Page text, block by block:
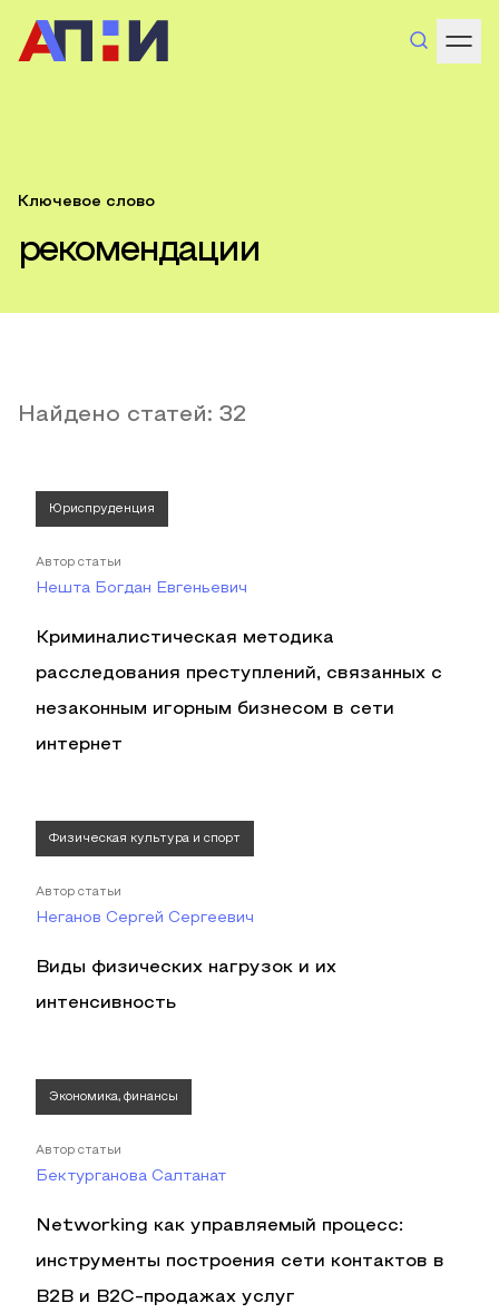
Ключевое слово
рекомендации
Найдено статей: 32
Юриспруденция
Автор статьи
Нешта Богдан Евгеньевич
Криминалистическая методика
расследования преступлений, связанных с
незаконным игорным бизнесом в сети
интернет
Физическая культура и спорт
Автор статьи
Неганов Сергей Сергеевич
Виды физических нагрузок и их
интенсивность
Экономика, финансы
Автор статьи
Бектурганова Салтанат
Networking как управляемый процесс:
инструменты построения сети контактов в
B2B и B2C-продажах услуг